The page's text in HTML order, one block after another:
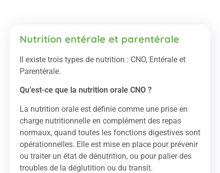
Nutrition entérale et parentérale
Il existe trois types de nutrition : CNO, Entérale et
Parentérale.
Qu’est-ce que la nutrition orale CNO ?
La nutrition orale est définie comme une prise en
charge nutritionnelle en complément des repas
normaux, quand toutes les fonctions digestives sont
opérationnelles. Elle est mise en place pour prévenir
ou traiter un état de dénutrition, ou pour palier des
troubles de la déglutition ou du transit.